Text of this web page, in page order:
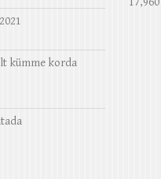
kümme korda